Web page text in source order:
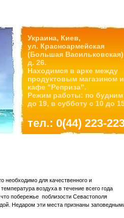
Украина, Киев,
ул. Красноармейская
(Большая Васильковская)
д. 26.
Находимся в арке между
продуктовым магазином и
кафе "Реприза".
Режим работы: по будним
до 19, в субботу с 10 до
тел.: 0(44) 223-
необходимо для качественного и
воздуха в течение всего года
побережье поблизости Севастополя
Недаром эти места признаны